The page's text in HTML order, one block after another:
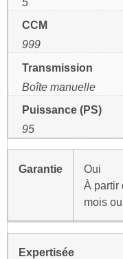
CCM
999
Transmission
Boîte manuelle
Puissance (PS)
95
Garantie
Oui
À partir
mois
Expertisée